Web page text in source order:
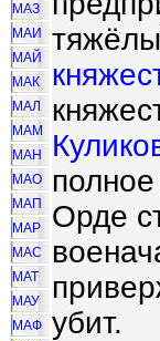
МАЗ
МАИ
МАЙ
МАК
МАЛ
МАМ
МАН
МАО
МАП
МАР
МАС
МАТ
МАУ
МАФ
Орде
убит.